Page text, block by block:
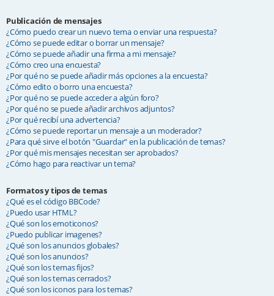
Publicación de mensajes
¿Cómo puedo crear un nuevo tema o enviar una respuesta?
¿Cómo se puede editar o borrar un mensaje?
¿Cómo se puede añadir una firma a mi mensaje?
¿Cómo creo una encuesta?
¿Por qué no se puede añadir más opciones a la encuesta?
¿Cómo edito o borro una encuesta?
¿Por qué no se puede acceder a algún foro?
¿Por qué no se puede añadir archivos adjuntos?
¿Por qué recibí una advertencia?
¿Cómo se puede reportar un mensaje a un moderador?
¿Para qué sirve el botón "Guardar" en la publicación de temas?
¿Por qué mis mensajes necesitan ser aprobados?
¿Cómo hago para reactivar un tema?
Formatos y tipos de temas
¿Qué es el código BBCode?
¿Puedo usar HTML?
¿Qué son los emoticonos?
¿Puedo publicar imagenes?
¿Qué son los anuncios globales?
¿Qué son los anuncios?
¿Qué son los temas fijos?
¿Qué son los temas cerrados?
¿Qué son los iconos para los temas?